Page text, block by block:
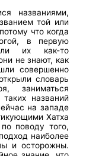
названиями,
той или
что когда
в первую
их как-то
не знают, как
совершенно
словарь
заниматься
названий
на западе
Хатха
поводу того,
наиболее
и осторожны.